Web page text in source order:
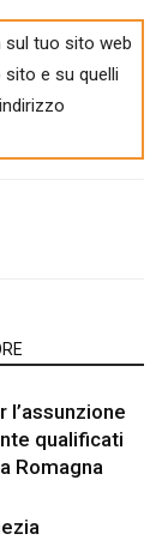
sul tuo sito web
e su quelli
l’assunzione
qualificati
Romagna